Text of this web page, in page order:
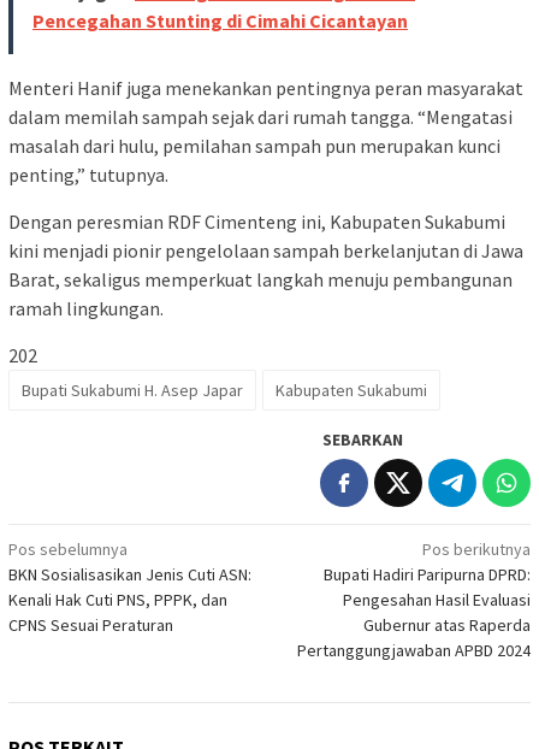
Pencegahan Stunting di Cimahi Cicantayan
Menteri Hanif juga menekankan pentingnya peran masyarakat
dalam memilah sampah sejak dari rumah tangga. “Mengatasi
masalah dari hulu, pemilahan sampah pun merupakan kunci
penting,” tutupnya.
Dengan peresmian RDF Cimenteng ini, Kabupaten Sukabumi
kini menjadi pionir pengelolaan sampah berkelanjutan di Jawa
Barat, sekaligus memperkuat langkah menuju pembangunan
ramah lingkungan.
202
Bupati Sukabumi H. Asep Japar Kabupaten Sukabumi
SEBARKAN
Navigasi
pos
Pos sebelumnya
BKN Sosialisasikan Jenis Cuti ASN:
Kenali Hak Cuti PNS, PPPK, dan
CPNS Sesuai Peraturan
Pos berikutnya
Bupati Hadiri Paripurna DPRD:
Pengesahan Hasil Evaluasi
Gubernur atas Raperda
Pertanggungjawaban APBD 2024